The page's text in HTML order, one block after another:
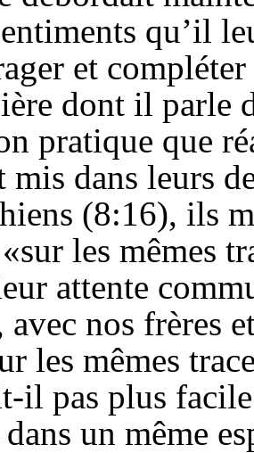
qu’il
et
dont il parle
pratique que
mis dans leurs
(8:16), ils
les mêmes
attente
nos frères
les mêmes
il pas plus
un même